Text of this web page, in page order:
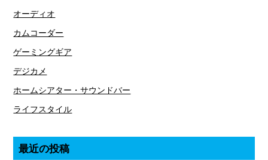
オーディオ
カムコーダー
ゲーミングギア
デジカメ
ホームシアター・サウンドバー
ライフスタイル
最近の投稿